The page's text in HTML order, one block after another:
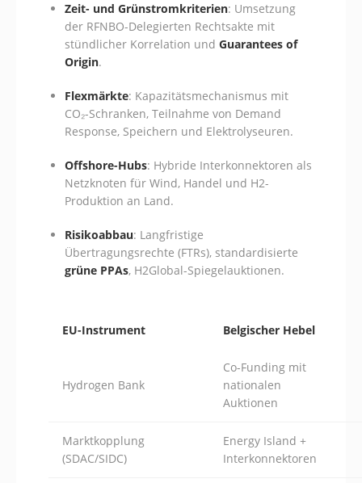
Zeit- und Grünstromkriterien: Umsetzung
der RFNBO-Delegierten Rechtsakte mit
stündlicher Korrelation und Guarantees of
Origin.
Flexmärkte: Kapazitätsmechanismus mit
CO₂-Schranken, Teilnahme von Demand
Response, Speichern und Elektrolyseuren.
Offshore-Hubs: Hybride Interkonnektoren als
Netzknoten für Wind, Handel und H2-
Produktion an Land.
Risikoabbau: Langfristige
Übertragungsrechte (FTRs), standardisierte
grüne PPAs, H2Global-Spiegelauktionen.
EU-Instrument Belgischer Hebel
Hydrogen Bank
Co-Funding mit
nationalen
Auktionen
Marktkopplung
(SDAC/SIDC)
Energy Island +
Interkonnektoren